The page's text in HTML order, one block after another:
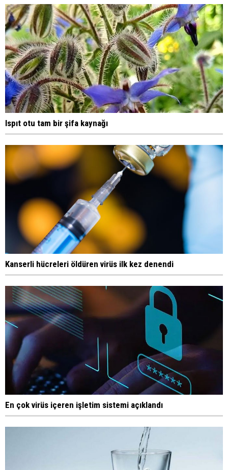
Ispıt otu tam bir şifa kaynağı
Kanserli hücreleri öldüren virüs ilk kez denendi
En çok virüs içeren işletim sistemi açıklandı